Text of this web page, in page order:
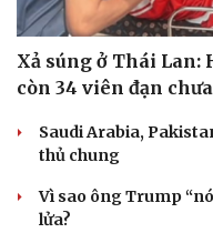
Xả súng ở Thái Lan:
còn 34 viên đạn
Saudi Arabia,
thủ chung
Vì sao ông Trump
lửa?